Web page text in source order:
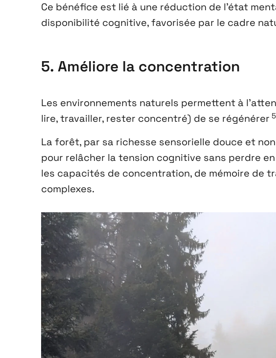
Ce bénéfice est lié à une réduction de l’état
disponibilité cognitive, favorisée par le cadre
5. Améliore la concentration
Les environnements naturels permettent à
lire, travailler, rester concentré) de se régénérer 5
La forêt, par sa richesse sensorielle douce et
pour relâcher la tension cognitive sans perdre
les capacités de concentration, de mémoire de
complexes.